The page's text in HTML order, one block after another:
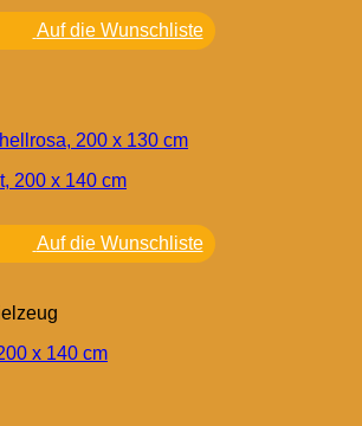
Auf die Wunschliste
200 x 130 cm
Auf die Wunschliste
x 140 cm